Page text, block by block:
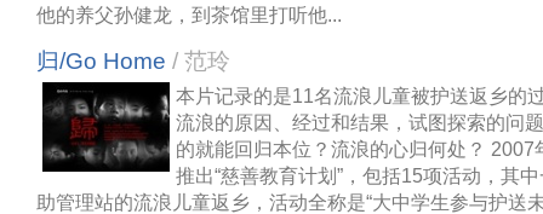
他的养父孙健龙，到茶馆里打听他...
归/Go Home / 范玲
本片记录的是11名流浪儿童被护送返乡的
流浪的原因、经过和结果，试图探索的问
的就能回归本位？流浪的心归何处？ 2007
推出“慈善教育计划”，包括15项活动，其
助管理站的流浪儿童返乡，活动全称是“大中学生参与护送